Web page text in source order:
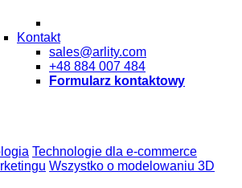
Kontakt
sales@arlity.com
+48 884 007 484
Formularz kontaktowy
Technologie dla e-commerce
Wszystko o modelowaniu 3D